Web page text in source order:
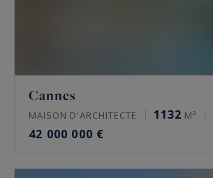
Cannes
MAISON D'ARCHITECTE 1132 M²
42 000 000 €